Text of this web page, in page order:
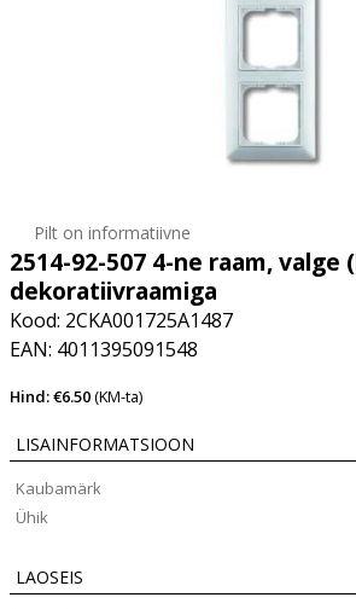
Pilt on informatiivne
2514-92-507 4-ne raam, valge
dekoratiivraamiga
Kood: 2CKA001725A1487
EAN: 4011395091548
Hind: €6.50(KM-ta)
LISAINFORMATSIOON
Kaubamärk
Ühik
LAOSEIS